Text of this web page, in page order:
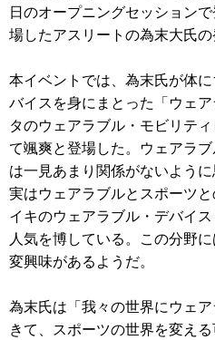
日のオープニングセッション
場したアスリートの為末大氏の
本イベントでは、為末氏が体
バイスを身にまとった「ウェ
タのウェアラブル・モビリテ
て颯爽と登場した。ウェアラ
は一見あまり関係がないように
実はウェアラブルとスポーツ
イキのウェアラブル・デバイ
人気を博している。この分野
変興味があるようだ。
為末氏は「我々の世界にウェ
きて、スポーツの世界を変え